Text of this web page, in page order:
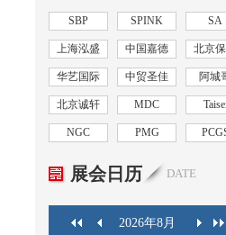
SBP SPINK SA
上海泓盛 中国嘉德 北京保
华艺国际 中贸圣佳 阿城
北京诚轩 MDC
NGC PMG
展会日历 DATE
2026年8月